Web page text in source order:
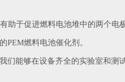
助于促进燃料电池堆中的两个
PEM燃料电池催化剂。
们能够在设备齐全的实验室和测